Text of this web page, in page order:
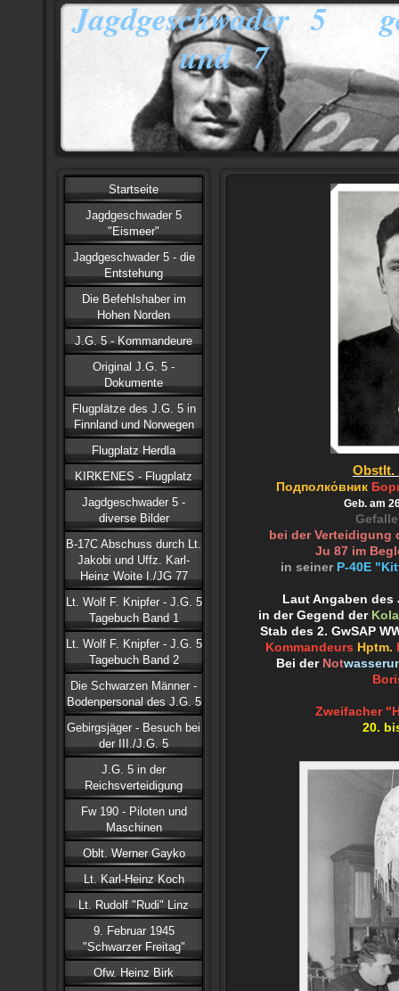
Jagdgeschwader 5
und 7
Startseite
Jagdgeschwader 5
"Eismeer"
Jagdgeschwader 5 - die
Entstehung
Die Befehlshaber im
Hohen Norden
J.G. 5 - Kommandeure
Original J.G. 5 -
Dokumente
Flugplätze des J.G. 5 in
Finnland und Norwegen
Flugplatz Herdla
KIRKENES - Flugplatz
Jagdgeschwader 5 -
diverse Bilder
B-17C Abschuss durch Lt.
Jakobi und Uffz. Karl-
Heinz Woite I./JG 77
Lt. Wolf F. Knipfer - J.G. 5
Tagebuch Band 1
Lt. Wolf F. Knipfer - J.G. 5
Tagebuch Band 2
Die Schwarzen Männer -
Bodenpersonal des J.G. 5
Gebirgsjäger - Besuch bei
der III./J.G. 5
J.G. 5 in der
Reichsverteidigung
Fw 190 - Piloten und
Maschinen
Oblt. Werner Gayko
Lt. Karl-Heinz Koch
Lt. Rudolf "Rudi" Linz
9. Februar 1945
"Schwarzer Freitag"
Ofw. Heinz Birk
Obstlt.
Подполко́вник
Geb. am
bei der Verteidigung
Ju 87 im
in seiner P-40E
Laut Angaben des
in der Gegend der
Stab des 2. GwSAP
Kommandeurs Hptm.
Bei der Not
Zweifacher
20.